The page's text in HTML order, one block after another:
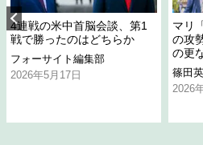
4連戦の米中首脳会談、第1
戦で勝ったのはどちらか
フォーサイト編集部
2026年5月17日
マリ
の攻
の更
篠田
2026